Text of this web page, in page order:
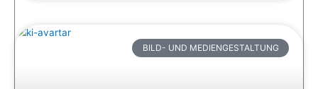
BILD- UND MEDIENGESTALTUNG